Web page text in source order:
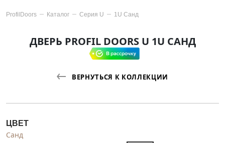
ProfilDoors Каталог Серия U 1U Санд
ДВЕРЬ PROFIL DOORS U 1U САНД
ВЕРНУТЬСЯ К КОЛЛЕКЦИИ
ЦВЕТ
Санд